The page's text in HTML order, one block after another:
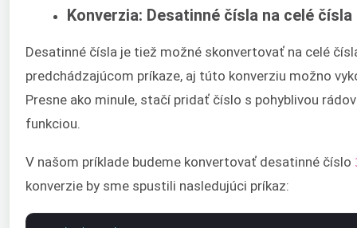
Konverzia: Desatinné čísla na celé čísla
Desatinné čísla je tiež možné skonvertovať na celé
predchádzajúcom príkaze, aj túto konverziu možno
Presne ako minule, stačí pridať číslo s pohyblivou
funkciou.
V našom príklade budeme konvertovať desatinné číslo
konverzie by sme spustili nasledujúci príkaz: